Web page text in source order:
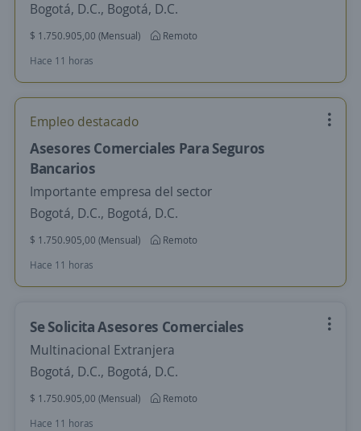
Bogotá, D.C., Bogotá, D.C.
$ 1.750.905,00 (Mensual)
Remoto
Hace 11 horas
Empleo destacado
Asesores Comerciales Para Seguros
Bancarios
Importante empresa del sector
Bogotá, D.C., Bogotá, D.C.
$ 1.750.905,00 (Mensual)
Remoto
Hace 11 horas
Se Solicita Asesores Comerciales
Multinacional Extranjera
Bogotá, D.C., Bogotá, D.C.
$ 1.750.905,00 (Mensual)
Remoto
Hace 11 horas